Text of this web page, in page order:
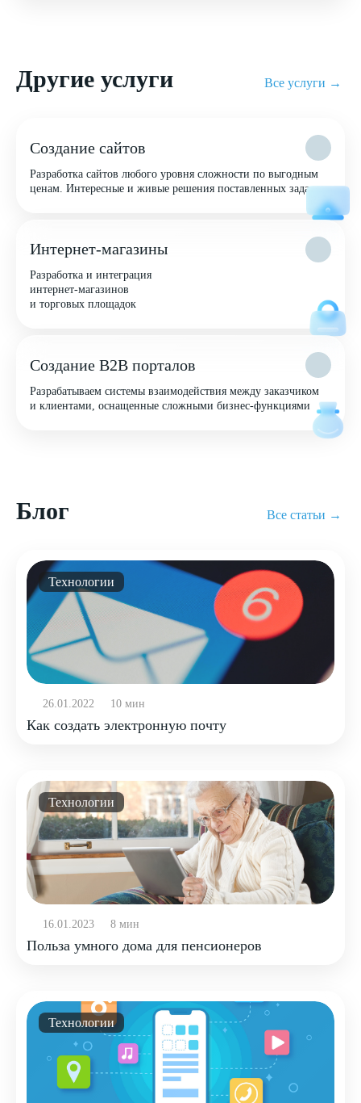
Другие услуги Все услуги →
Создание сайтов
Разработка сайтов любого уровня сложности по выгодным
ценам. Интересные и живые решения поставленных задач
Интернет-магазины
Разработка и интеграция
интернет-магазинов
и торговых площадок
Создание B2B порталов
Разрабатываем системы взаимодействия между заказчиком
и клиентами, оснащенные сложными бизнес-функциями
Блог Все статьи →
Технологии
26.01.2022 10 мин
Как создать электронную почту
Технологии
16.01.2023 8 мин
Польза умного дома для пенсионеров
Технологии